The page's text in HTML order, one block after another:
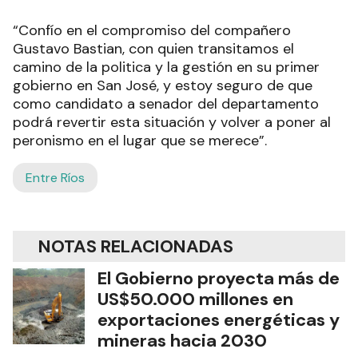
“Confío en el compromiso del compañero
Gustavo Bastian, con quien transitamos el
camino de la politica y la gestión en su primer
gobierno en San José, y estoy seguro de que
como candidato a senador del departamento
podrá revertir esta situación y volver a poner al
peronismo en el lugar que se merece”.
Entre Ríos
NOTAS RELACIONADAS
El Gobierno proyecta más de
US$50.000 millones en
exportaciones energéticas y
mineras hacia 2030